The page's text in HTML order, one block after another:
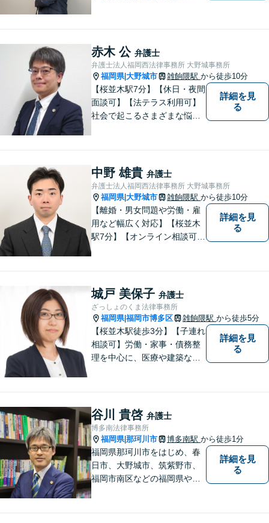
せたオーダーメイド対応を心
がけています。
赤木 公 弁護士
弁護士法人福岡西法律事務所 大野城事務所
福岡県|大野城市 雑餉隈駅 から徒歩10分
【桜並木駅7分】【休日・夜間
面談可】【法テラス利用可】
社会で起こるさまざまな悩み
す。 困りごとやご相談があり
ましたら、どうぞお気軽にお
声がけください。
詳細を見
る
中野 雄貴 弁護士
弁護士法人福岡西法律事務所 大野城事務所
福岡県|大野城市 雑餉隈駅 から徒歩10分
【離婚・男女問題や労働・雇
用など幅広く対応】【桜並木
駅7分】【オンライン相談可
上で、最適な解決策を共に考
えます。
詳細を見
る
城戸 美保子 弁護士
ざっしょのくま法律事務所
福岡県|福岡市博多区 雑餉隈駅 から徒歩5分
【桜並木駅徒歩3分】【子連れ
相談可】労働・家事・債務整
理を中心に、医療や建築など
も、早めにお越しいただい
て、一緒に解決を目指しまし
ょう。
詳細を見
る
谷川 貴啓 弁護士
博多南法律事務所
福岡県|那珂川市 博多南駅 から徒歩1分
福岡県那珂川市をはじめ、春
日市、大野城市、筑紫野市、
福岡市南区などの福岡県や九
詳細を見
る